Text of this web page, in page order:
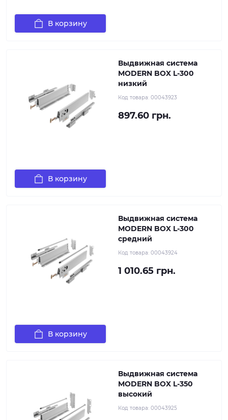
В корзину
Выдвижная система
MODERN BOX L-300
низкий
Код товара: 00043923
897.60 грн.
В корзину
Выдвижная система
MODERN BOX L-300
средний
Код товара: 00043924
1 010.65 грн.
В корзину
Выдвижная система
MODERN BOX L-350
высокий
Код товара: 00043925